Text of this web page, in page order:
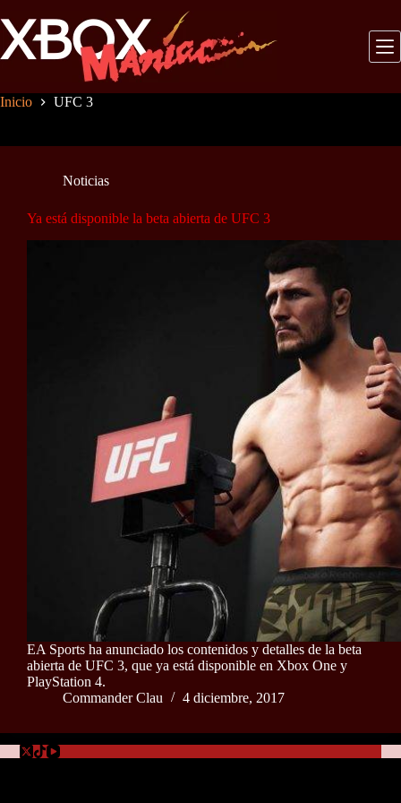
al
contenido
Inicio UFC 3
Noticias
Ya está disponible la beta abierta de UFC 3
EA Sports ha anunciado los contenidos y detalles de la beta
abierta de UFC 3, que ya está disponible en Xbox One y
PlayStation 4.
Commander Clau
4 diciembre, 2017